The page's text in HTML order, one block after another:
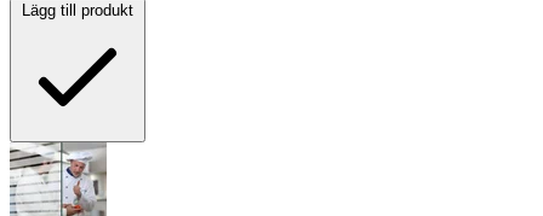
Lägg till produkt